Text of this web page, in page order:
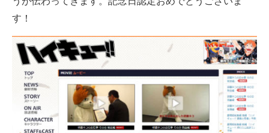
製造業のIT導入・活用を支援
モノづくり技術者専門サイト
エレクトロニクス専門サイト
電子設計の基本と応用
す！